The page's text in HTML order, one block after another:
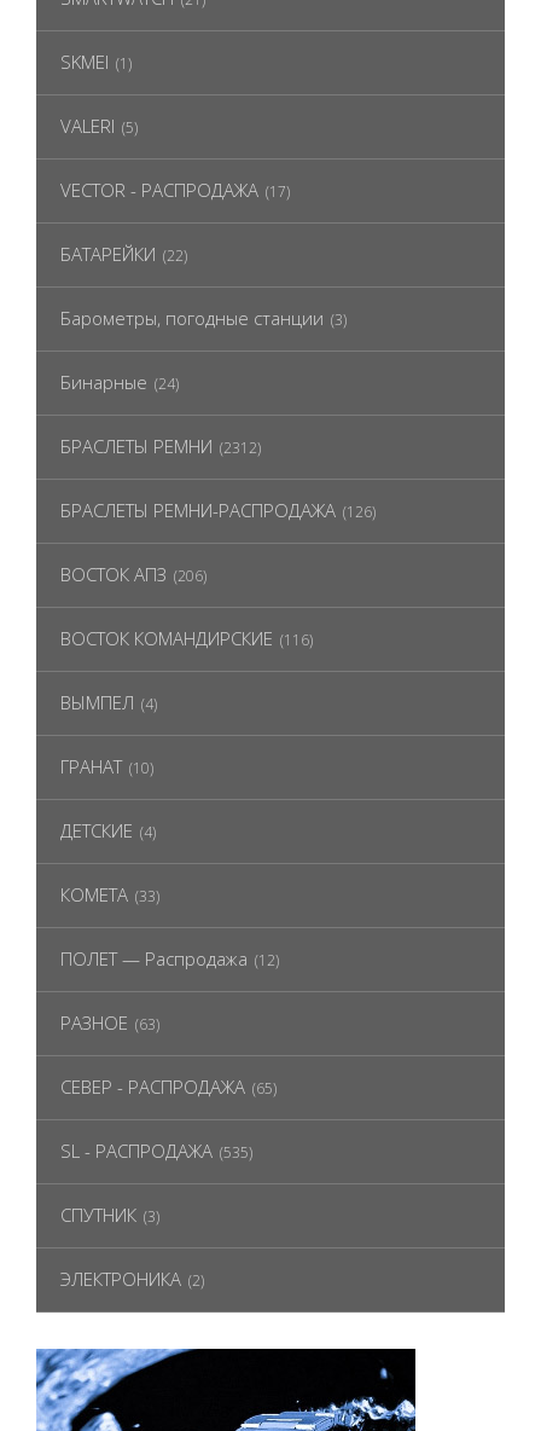
SKMEI (1)
VALERI (5)
VECTOR - РАСПРОДАЖА (17)
БАТАРЕЙКИ (22)
Барометры, погодные станции (3)
Бинарные (24)
БРАСЛЕТЫ РЕМНИ (2312)
БРАСЛЕТЫ РЕМНИ-РАСПРОДАЖА (126)
ВОСТОК АПЗ (206)
ВОСТОК КОМАНДИРСКИЕ (116)
ВЫМПЕЛ (4)
ГРАНАТ (10)
ДЕТСКИЕ (4)
КОМЕТА (33)
ПОЛЕТ — Распродажа (12)
РАЗНОЕ (63)
СЕВЕР - РАСПРОДАЖА (65)
SL - РАСПРОДАЖА (535)
СПУТНИК (3)
ЭЛЕКТРОНИКА (2)